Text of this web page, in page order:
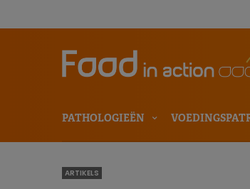
PATHOLOGIEËN
ARTIKELS